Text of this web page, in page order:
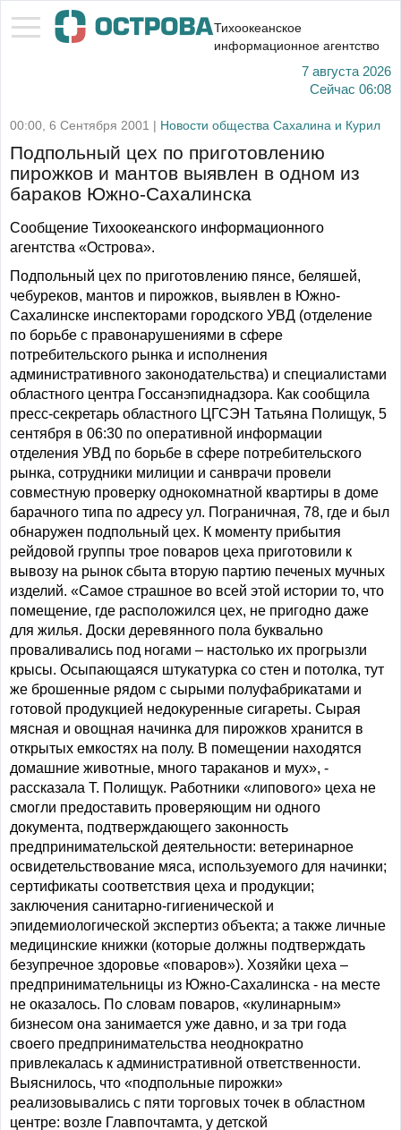
Тихоокеанское
информационное агентство
7 августа 2026
Сейчас 06:08
00:00, 6 Сентября 2001 | Новости общества Сахалина и Курил
Подпольный цех по приготовлению
пирожков и мантов выявлен в одном из
бараков Южно-Сахалинска
Сообщение Тихоокеанского информационного
агентства «Острова».
Подпольный цех по приготовлению пянсе, беляшей,
чебуреков, мантов и пирожков, выявлен в Южно-
Сахалинске инспекторами городского УВД (отделение
по борьбе с правонарушениями в сфере
потребительского рынка и исполнения
административного законодательства) и специалистами
областного центра Госсанэпиднадзора. Как сообщила
пресс-секретарь областного ЦГСЭН Татьяна Полищук, 5
сентября в 06:30 по оперативной информации
отделения УВД по борьбе в сфере потребительского
рынка, сотрудники милиции и санврачи провели
совместную проверку однокомнатной квартиры в доме
барачного типа по адресу ул. Пограничная, 78, где и был
обнаружен подпольный цех. К моменту прибытия
рейдовой группы трое поваров цеха приготовили к
вывозу на рынок сбыта вторую партию печеных мучных
изделий. «Самое страшное во всей этой истории то, что
помещение, где расположился цех, не пригодно даже
для жилья. Доски деревянного пола буквально
проваливались под ногами – настолько их прогрызли
крысы. Осыпающаяся штукатурка со стен и потолка, тут
же брошенные рядом с сырыми полуфабрикатами и
готовой продукцией недокуренные сигареты. Сырая
мясная и овощная начинка для пирожков хранится в
открытых емкостях на полу. В помещении находятся
домашние животные, много тараканов и мух», -
рассказала Т. Полищук. Работники «липового» цеха не
смогли предоставить проверяющим ни одного
документа, подтверждающего законность
предпринимательской деятельности: ветеринарное
освидетельствование мяса, используемого для начинки;
сертификаты соответствия цеха и продукции;
заключения санитарно-гигиенической и
эпидемиологической экспертиз объекта; а также личные
медицинские книжки (которые должны подтверждать
безупречное здоровье «поваров»). Хозяйки цеха –
предпринимательницы из Южно-Сахалинска - на месте
не оказалось. По словам поваров, «кулинарным»
бизнесом она занимается уже давно, и за три года
своего предпринимательства неоднократно
привлекалась к административной ответственности.
Выяснилось, что «подпольные пирожки»
реализовывались с пяти торговых точек в областном
центре: возле Главпочтамта, у детской